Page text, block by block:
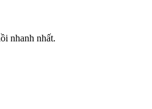
nhanh nhất.